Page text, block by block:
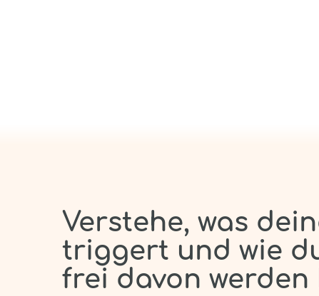
Verstehe, was
triggert und wie
frei davon werden